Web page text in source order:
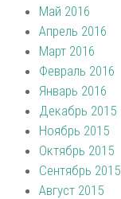
Май 2016
Апрель 2016
Март 2016
Февраль 2016
Январь 2016
Декабрь 2015
Ноябрь 2015
Октябрь 2015
Сентябрь 2015
Август 2015